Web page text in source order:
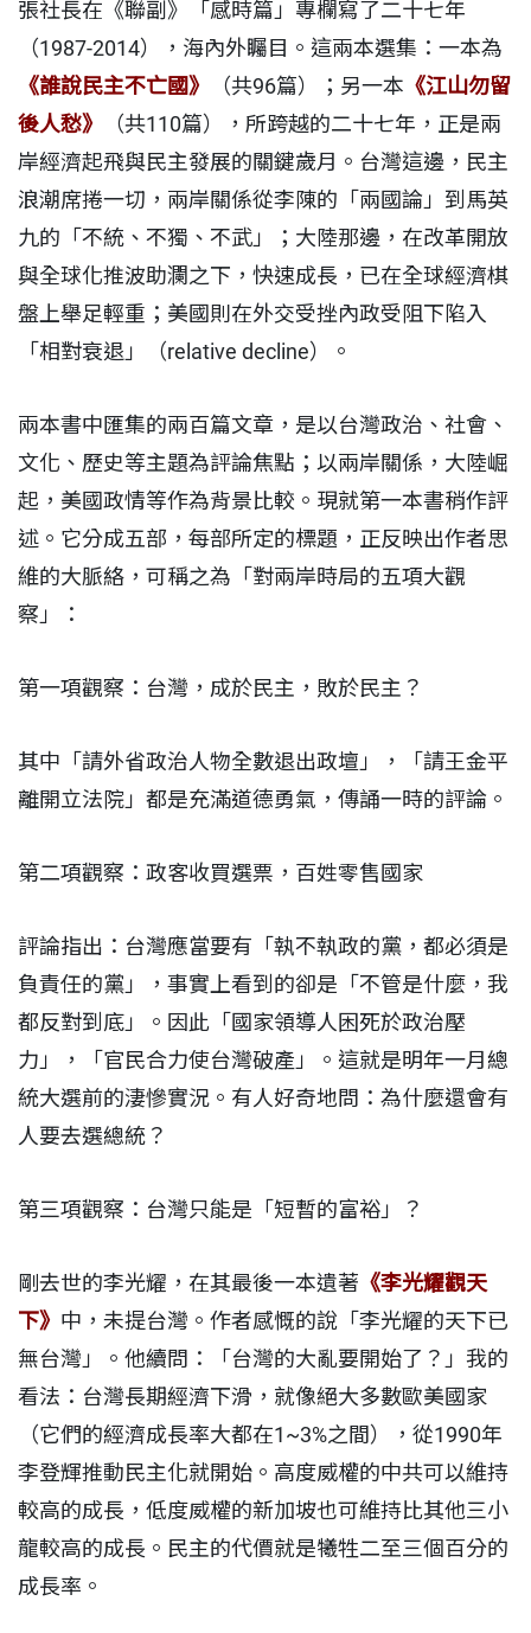
張社長在《聯副》「感時篇」 專欄寫了二十七年
（1987-2014），海內外矚目。這兩本選集：一本為
《誰說民主不亡國》
（共96篇）；另一本 《江山勿留
後人愁》
（共110篇），所跨越的二十七年，正是兩
岸經濟起飛與民主發展的關鍵歲月。台灣這邊，民主
浪潮席捲一切，兩岸關係從李陳的「兩國論」到馬英
九的「不統、不獨、不武」；大陸那邊，在改革開放
與全球化推波助瀾之下，快速成長，已在全球經濟棋
盤上舉足輕重；美國則在外交受挫內政受阻下陷入
「相對衰退」（relative decline）。
兩本書中匯集的兩百篇文章，是以台灣政治、社會、
文化、歷史等主題為評論焦點；以兩岸關係，大陸崛
起，美國政情等作為背景比較。現就第一本書稍作評
述。它分成五部，每部所定的標題，正反映出作者思
維的大脈絡，可稱之為「對兩岸時局的五項大觀
察」：
第一項觀察：台灣，成於民主，敗於民主？
其中「請外省政治人物全數退出政壇」，「請王金平
離開立法院」都是充滿道德勇氣，傳誦一時的評論。
第二項觀察：政客收買選票，百姓零售國家
評論指出：台灣應當要有「執不執政的黨，都必須是
負責任的黨」，事實上看到的卻是「不管是什麼，我
都反對到底」。因此「國家領導人困死於政治壓
力」，「官民合力使台灣破產」。這就是明年一月總
統大選前的淒慘實況。有人好奇地問：為什麼還會有
人要去選總統？
第三項觀察：台灣只能是「短暫的富裕」？
剛去世的李光耀，在其最後一本遺著 《李光耀觀天
下》 中，未提台灣。作者感慨的說「李光耀的天下已
無台灣」。他續問：「台灣的大亂要開始了？」我的
看法：台灣長期經濟下滑，就像絕大多數歐美國家
（它們的經濟成長率大都在1~3%之間），從1990年
李登輝推動民主化就開始。高度威權的中共可以維持
較高的成長，低度威權的新加坡也可維持比其他三小
龍較高的成長。民主的代價就是犧牲二至三個百分的
成長率。